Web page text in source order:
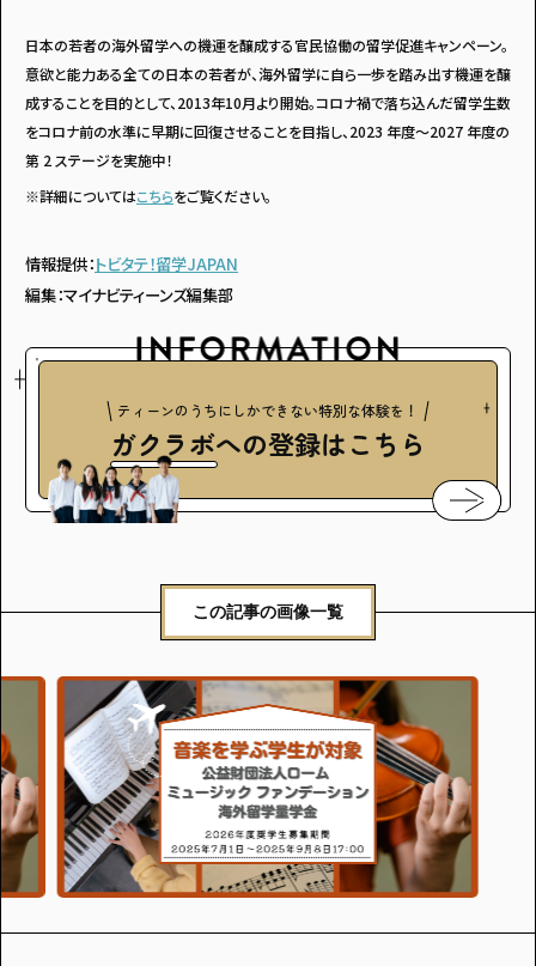
日本の若者の海外留学への機運を醸成する官民協働の留学促進キャンペーン。
意欲と能力ある全ての日本の若者が、海外留学に自ら一歩を踏み出す機運を醸
成することを目的として、2013年10月より開始。コロナ禍で落ち込んだ留学生数
をコロナ前の水準に早期に回復させることを目指し、2023 年度〜2027 年度の
第 2 ステージを実施中！
※詳細についてはこちらをご覧ください。
情報提供：トビタテ！留学JAPAN
編集：マイナビティーンズ編集部
ティーンのうちにしかできない特別な体験を！
ガクラボへの登録はこちら
この記事の画像一覧